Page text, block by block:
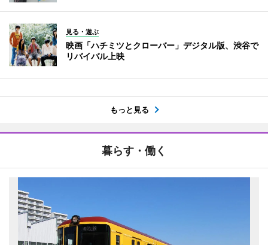
見る・遊ぶ
映画「ハチミツとクローバー」デジタル版、渋谷で
リバイバル上映
もっと見る
暮らす・働く